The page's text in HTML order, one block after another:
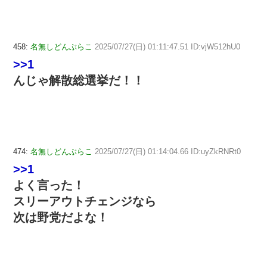
458: 名無しどんぶらこ 2025/07/27(日) 01:11:47.51 ID:vjW512hU0
>>1
んじゃ解散総選挙だ！！
474: 名無しどんぶらこ 2025/07/27(日) 01:14:04.66 ID:uyZkRNRt0
>>1
よく言った！
スリーアウトチェンジなら
次は野党だよな！